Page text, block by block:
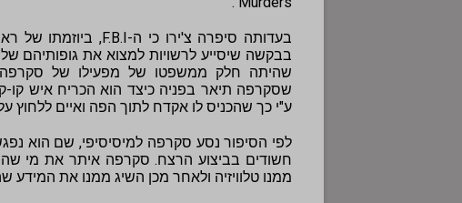
בעדותה סיפרה צ'ירו כי ה-F.B.I, ביוזמתו של ראש הארגון דאז -
בבקשה שיסייע לרשויות למצוא את גופותיהם
שסקרפה תיאר בפניה כיצד הוא הכריח איש קו-
ע"י כך שהכניס לו אקדח לתוך הפה ואיים ללחוץ
חשודים בביצוע הרצח. סקרפה איתר את מי
ממנו טלוויזיה ולאחר מכן השיג ממנו את